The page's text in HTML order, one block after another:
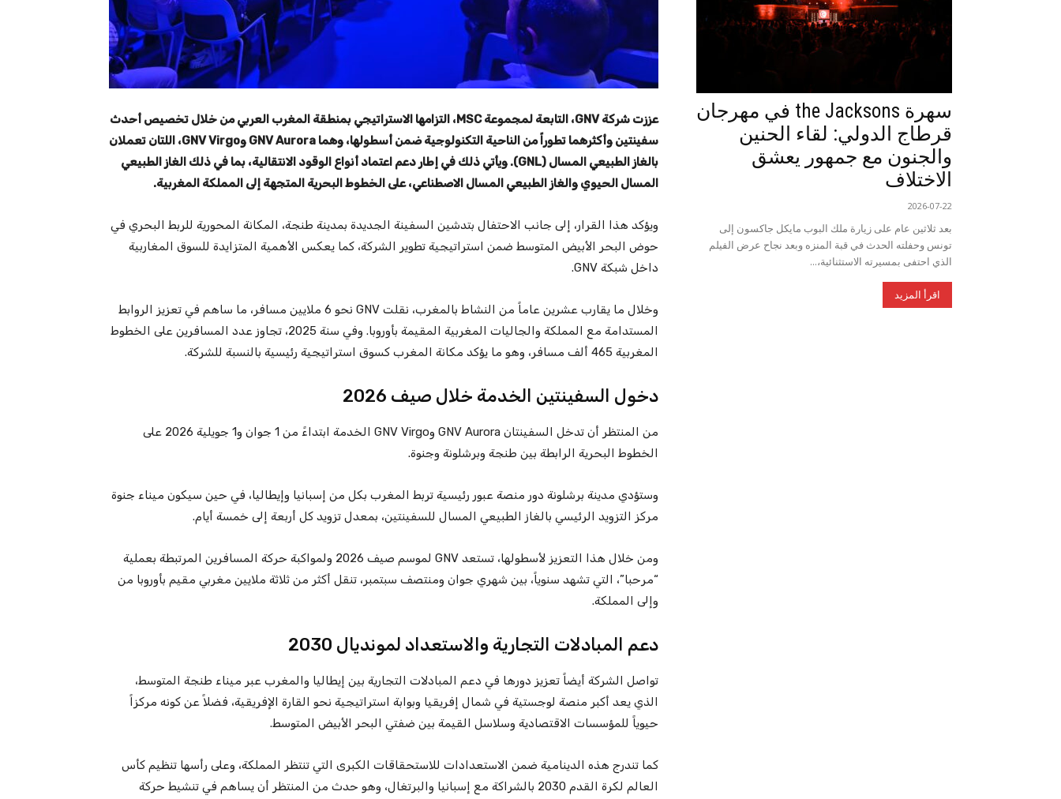
عززت شركة GNV، التابعة لمجموعة MSC، التزامها الاستراتيجي بمنطقة المغرب العربي من خلال تخصيص أحدث
سفينتين وأكثرهما تطوراً من الناحية التكنولوجية ضمن أسطولها، وهما GNV Aurora وGNV Virgo، اللتان تعملان
بالغاز الطبيعي المسال (GNL). ويأتي ذلك في إطار دعم اعتماد أنواع الوقود الانتقالية، بما في ذلك الغاز الطبيعي
المسال الحيوي والغاز الطبيعي المسال الاصطناعي، على الخطوط البحرية المتجهة إلى المملكة المغربية.
ويؤكد هذا القرار، إلى جانب الاحتفال بتدشين السفينة الجديدة بمدينة طنجة، المكانة المحورية للربط البحري في
حوض البحر الأبيض المتوسط ضمن استراتيجية تطوير الشركة، كما يعكس الأهمية المتزايدة للسوق المغاربية
داخل شبكة GNV.
وخلال ما يقارب عشرين عاماً من النشاط بالمغرب، نقلت GNV نحو 6 ملايين مسافر، ما ساهم في تعزيز الروابط
المستدامة مع المملكة والجاليات المغربية المقيمة بأوروبا. وفي سنة 2025، تجاوز عدد المسافرين على الخطوط
المغربية 465 ألف مسافر، وهو ما يؤكد مكانة المغرب كسوق استراتيجية رئيسية بالنسبة للشركة.
دخول السفينتين الخدمة خلال صيف 2026
من المنتظر أن تدخل السفينتان GNV Aurora وGNV Virgo الخدمة ابتداءً من 1 جوان و1 جويلية 2026 على
الخطوط البحرية الرابطة بين طنجة وبرشلونة وجنوة.
وستؤدي مدينة برشلونة دور منصة عبور رئيسية تربط المغرب بكل من إسبانيا وإيطاليا، في حين سيكون ميناء جنوة
مركز التزويد الرئيسي بالغاز الطبيعي المسال للسفينتين، بمعدل تزويد كل أربعة إلى خمسة أيام.
ومن خلال هذا التعزيز لأسطولها، تستعد GNV لموسم صيف 2026 ولمواكبة حركة المسافرين المرتبطة بعملية
“مرحبا”، التي تشهد سنوياً، بين شهري جوان ومنتصف سبتمبر، تنقل أكثر من ثلاثة ملايين مغربي مقيم بأوروبا من
وإلى المملكة.
دعم المبادلات التجارية والاستعداد لمونديال 2030
تواصل الشركة أيضاً تعزيز دورها في دعم المبادلات التجارية بين إيطاليا والمغرب عبر ميناء طنجة المتوسط،
الذي يعد أكبر منصة لوجستية في شمال إفريقيا وبوابة استراتيجية نحو القارة الإفريقية، فضلاً عن كونه مركزاً
حيوياً للمؤسسات الاقتصادية وسلاسل القيمة بين ضفتي البحر الأبيض المتوسط.
كما تندرج هذه الدينامية ضمن الاستعدادات للاستحقاقات الكبرى التي تنتظر المملكة، وعلى رأسها تنظيم كأس
العالم لكرة القدم 2030 بالشراكة مع إسبانيا والبرتغال، وهو حدث من المنتظر أن يساهم في تنشيط حركة
سهرة the Jacksons في مهرجان
قرطاج الدولي: لقاء الحنين
والجنون مع جمهور يعشق
الاختلاف
2026-07-22
بعد ثلاثين عام على زيارة ملك البوب مايكل جاكسون إلى
تونس وحفلته الحدث في قبة المنزه وبعد نجاح عرض الفيلم
الذي احتفى بمسيرته الاستثنائية،...
اقرأ المزيد